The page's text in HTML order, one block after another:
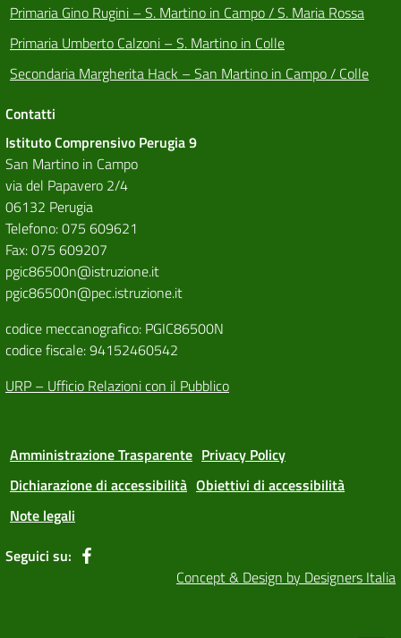
Primaria Gino Rugini – S. Martino in Campo / S. Maria Rossa
Primaria Umberto Calzoni – S. Martino in Colle
Secondaria Margherita Hack – San Martino in Campo / Colle
Contatti
Istituto Comprensivo Perugia 9
San Martino in Campo
via del Papavero 2/4
06132 Perugia
Telefono: 075 609621
Fax: 075 609207
pgic86500n@istruzione.it
pgic86500n@pec.istruzione.it
codice meccanografico: PGIC86500N
codice fiscale: 94152460542
URP – Ufficio Relazioni con il Pubblico
Amministrazione Trasparente Privacy Policy
Dichiarazione di accessibilità Obiettivi di accessibilità
Note legali
Seguici su:
Concept & Design by Designers Italia